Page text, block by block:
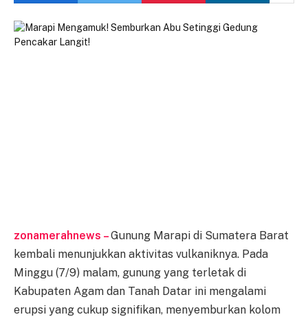
zonamerahnews –Gunung Marapi di Sumatera Barat
kembali menunjukkan aktivitas vulkaniknya. Pada
Minggu (7/9) malam, gunung yang terletak di
Kabupaten Agam dan Tanah Datar ini mengalami
erupsi yang cukup signifikan, menyemburkan kolom